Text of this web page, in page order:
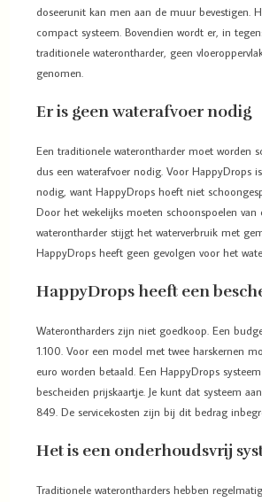
doseerunit kan men aan de muur bevestigen.
compact systeem. Bovendien wordt er, in
traditionele waterontharder, geen
genomen.
Er is geen waterafvoer nodig
Een traditionele waterontharder moet worden
dus een waterafvoer nodig. Voor HappyDrops
nodig, want HappyDrops hoeft niet
Door het wekelijks moeten schoonspoelen van
waterontharder stijgt het waterverbruik met
HappyDrops heeft geen gevolgen voor het
HappyDrops heeft een
Waterontharders zijn niet goedkoop. Een
1.100. Voor een model met twee harskernen
euro worden betaald. Een HappyDrops
bescheiden prijskaartje. Je kunt dat systeem
849. De servicekosten zijn bij dit bedrag
Het is een onderhoudsvrij
Traditionele waterontharders hebben